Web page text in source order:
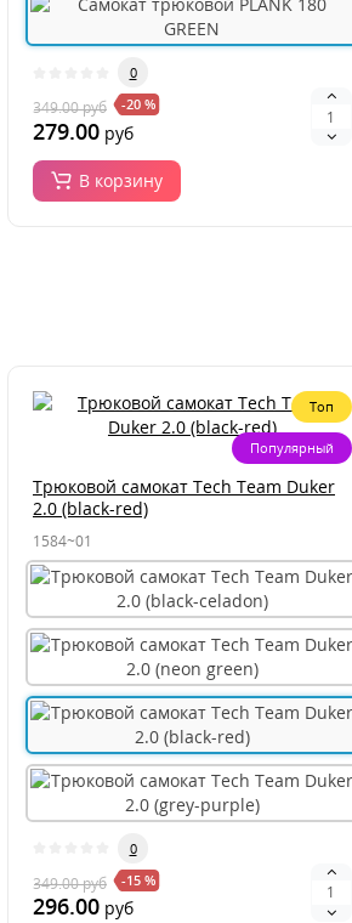
0
349.00руб -20 %
279.00 руб
В корзину
Топ
Популярный
Трюковой самокат Tech Team Duker
2.0 (black-red)
1584~01
0
349.00руб -15 %
296.00 руб